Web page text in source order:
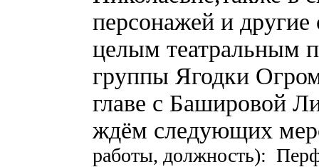
персонажей и другие
целым театральным
группы Ягодки
главе с Башировой
ждём следующих
работы, должность):